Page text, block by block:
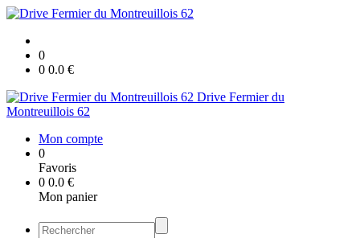
0
0 0.0 €
Drive Fermier du
Montreuillois 62
Mon compte
0
Favoris
0 0.0 €
Mon panier